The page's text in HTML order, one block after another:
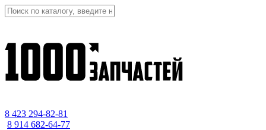
8 423 294-82-81
8 914 682-64-77